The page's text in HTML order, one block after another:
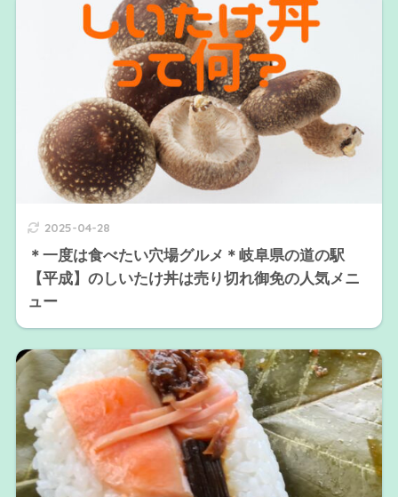
2025-04-28
＊一度は食べたい穴場グルメ＊岐阜県の道の駅
【平成】のしいたけ丼は売り切れ御免の人気メニ
ュー